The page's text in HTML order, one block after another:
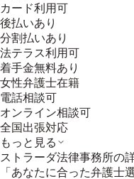
カード利用可
後払いあり
分割払いあり
法テラス利用可
着手金無料あり
女性弁護士在籍
電話相談可
オンライン相談可
全国出張対応
もっと見る
ストラーダ法律事務所の
「あなたに合った弁護士